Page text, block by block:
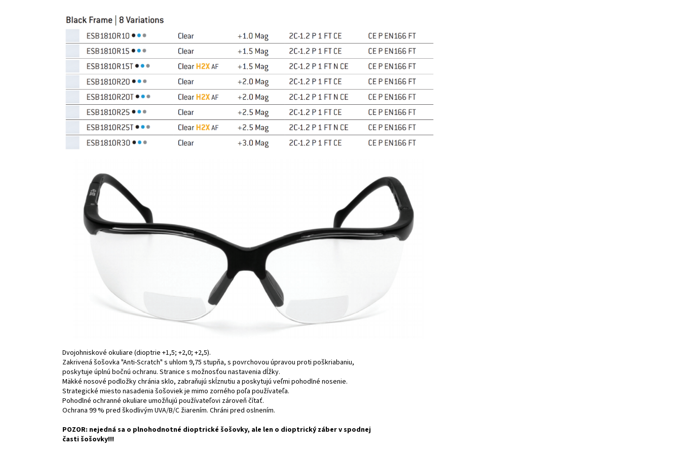
Dvojohniskové okuliare (dioptrie +1,5; +2,0; +2,5).
Zakrivená šošovka "Anti-Scratch" s uhlom 9,75 stupňa, s povrchovou úpravou proti poškriabaniu,
poskytuje úplnú bočnú ochranu. Stranice s možnosťou nastavenia dĺžky.
Mäkké nosové podložky chránia sklo, zabraňujú skĺznutiu a poskytujú veľmi pohodlné nosenie.
Strategické miesto nasadenia šošoviek je mimo zorného poľa používateľa.
Pohodlné ochranné okuliare umožňujú používateľovi zároveň čítať.
Ochrana 99 % pred škodlivým UVA/B/C žiarením. Chráni pred oslnením.
POZOR: nejedná sa o plnohodnotné dioptrické šošovky, ale len o dioptrický záber v spodnej
časti šošovky!!!